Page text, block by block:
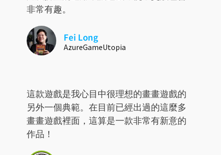
非常有趣。
Fei Long
AzureGameUtopia
這款遊戲是我心目中很理想的畫畫遊戲的
另外一個典範。在目前已經出過的這麼多
畫畫遊戲裡面，這算是一款非常有新意的
作品！